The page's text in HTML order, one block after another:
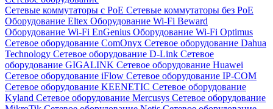
Сетевые коммутаторы с РоЕ Сетевые коммутаторы без РоЕ
Оборудование Eltex Оборудование Wi-Fi Beward
Оборудование Wi-Fi EnGenius Оборудование Wi-Fi Optimus
Сетевое оборудование ComOnyx Сетевое оборудование Dahua
Technology Сетевое оборудование D-Link Сетевое
оборудование GIGALINK Сетевое оборудование Huawei
Сетевое оборудование iFlow Сетевое оборудование IP-COM
Сетевое оборудование KEENETIC Сетевое оборудование
Kyland Сетевое оборудование Mercusys Сетевое оборудование